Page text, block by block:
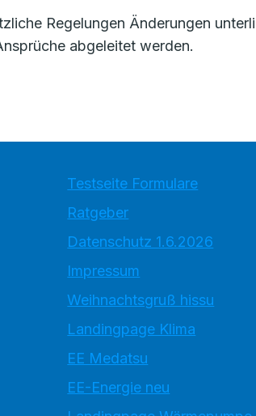
Regelungen Änderungen
abgeleitet werden.
Testseite Formulare
Ratgeber
Datenschutz 1.6.2026
Impressum
Weihnachtsgruß hissu
Landingpage Klima
EE Medatsu
EE-Energie neu